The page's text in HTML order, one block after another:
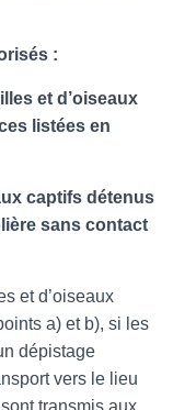
:
et d’oiseaux
listées en
captifs détenus
sans contact
et d’oiseaux
a) et b), si les
dépistage
vers le lieu
transmis aux